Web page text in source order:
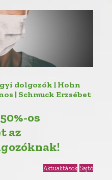
dolgozók | Hohn
| Schmuck Erzsébet
os
az
Aktualitások Sajtó